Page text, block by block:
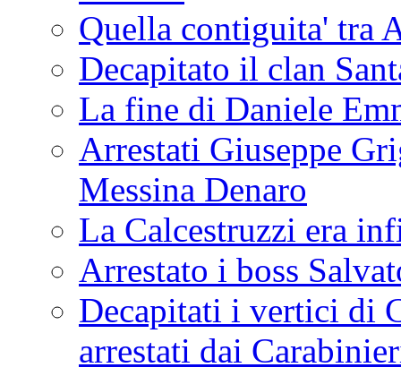
Quella contiguita' tra
Decapitato il clan
La fine di Daniele
Arrestati Giuseppe
Messina Denaro
La Calcestruzzi era
Arrestato i boss
Decapitati i vertici di
arrestati dai